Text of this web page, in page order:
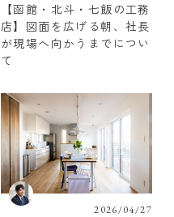
【函館・北斗・七飯の工務
店】図面を広げる朝、社長
が現場へ向かうまでについ
て
2026/04/27